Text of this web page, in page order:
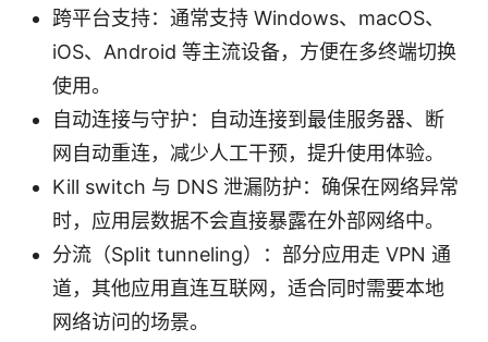
跨平台支持：通常支持 Windows、macOS、
iOS、Android 等主流设备，方便在多终端切换
使用。
自动连接与守护：自动连接到最佳服务器、断
网自动重连，减少人工干预，提升使用体验。
Kill switch 与 DNS 泄漏防护：确保在网络异常
时，应用层数据不会直接暴露在外部网络中。
分流（Split tunneling）：部分应用走 VPN 通
道，其他应用直连互联网，适合同时需要本地
网络访问的场景。